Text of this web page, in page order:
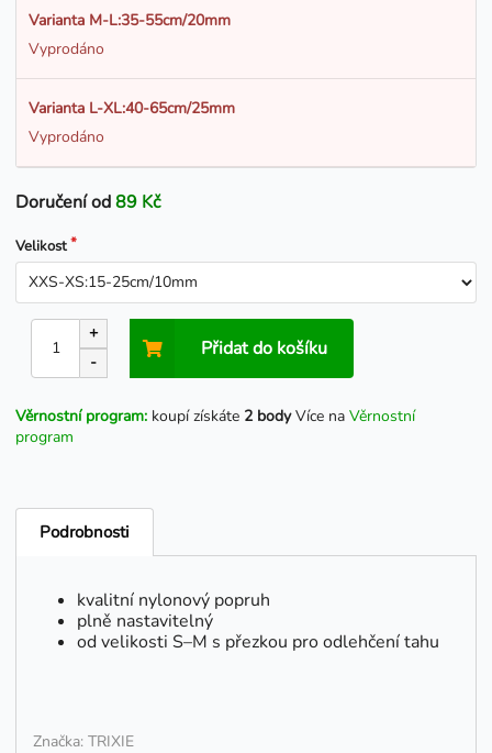
Varianta M-L:35-55cm/20mm
Vyprodáno
Varianta L-XL:40-65cm/25mm
Vyprodáno
Doručení od89 Kč
Velikost
+
-
Přidat do košíku
Věrnostní program: koupí získáte 2 bodyVíce na Věrnostní
program
Podrobnosti
kvalitní nylonový popruh
plně nastavitelný
od velikosti S–M s přezkou pro odlehčení tahu
Značka: TRIXIE